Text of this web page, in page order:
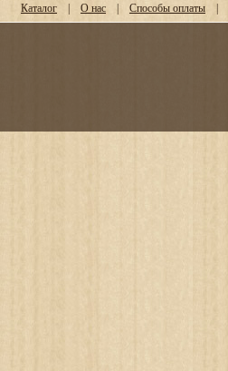
Каталог | О нас | Способы оплаты |